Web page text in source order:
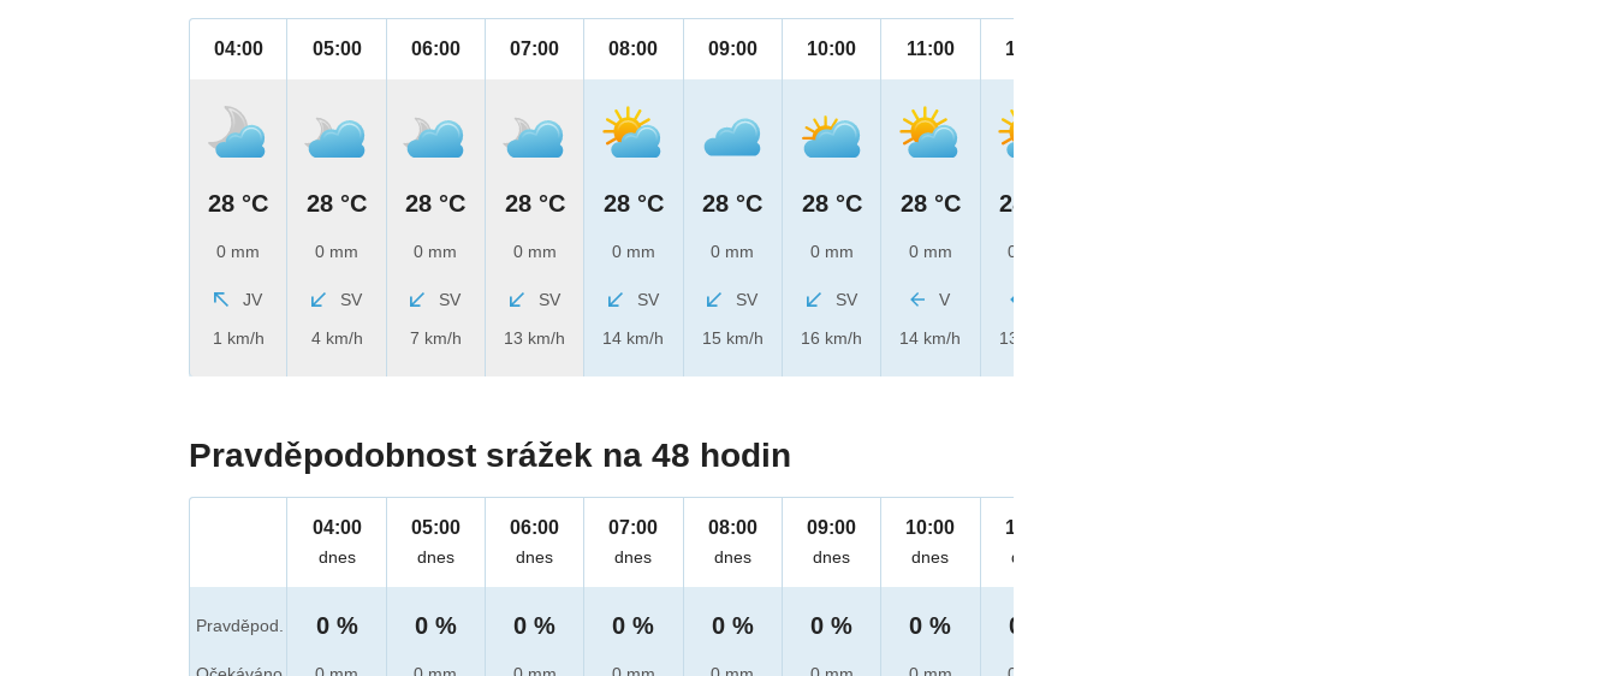
04:00
28 °C
0 mm
JV
1 km/h
05:00
28 °C
0 mm
SV
4 km/h
06:00
28 °C
0 mm
SV
7 km/h
07:00
28 °C
0 mm
SV
13 km/h
08:00
28 °C
0 mm
SV
14 km/h
09:00
28 °C
0 mm
SV
15 km/h
10:00
28 °C
0 mm
SV
16 km/h
11:00
28 °C
0 mm
V
14 km/h
12:00
28 °C
0 mm
13 km/h
Pravděpodobnost srážek na 48 hodin
Pravděpod.
04:00
dnes
0 %
05:00
dnes
0 %
06:00
dnes
0 %
07:00
dnes
0 %
08:00
dnes
0 %
09:00
dnes
0 %
10:00
dnes
0 %
11:00
dnes
0 %